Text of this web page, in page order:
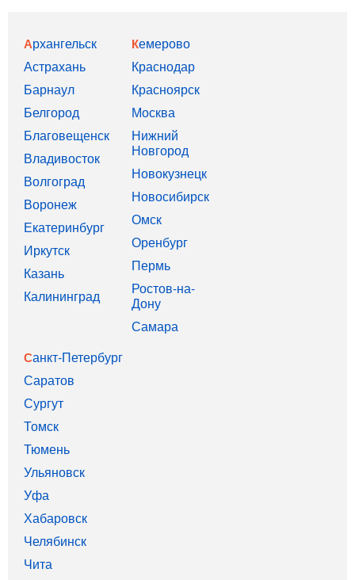
Архангельск
Астрахань
Барнаул
Белгород
Благовещенск
Владивосток
Волгоград
Воронеж
Екатеринбург
Иркутск
Казань
Калининград
Кемерово
Краснодар
Красноярск
Москва
Нижний
Новгород
Новокузнецк
Новосибирск
Омск
Оренбург
Пермь
Ростов-на-
Дону
Самара
Санкт-Петербург
Саратов
Сургут
Томск
Тюмень
Ульяновск
Уфа
Хабаровск
Челябинск
Чита